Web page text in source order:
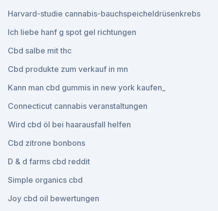
Harvard-studie cannabis-bauchspeicheldrüsenkrebs
Ich liebe hanf g spot gel richtungen
Cbd salbe mit thc
Cbd produkte zum verkauf in mn
Kann man cbd gummis in new york kaufen_
Connecticut cannabis veranstaltungen
Wird cbd öl bei haarausfall helfen
Cbd zitrone bonbons
D & d farms cbd reddit
Simple organics cbd
Joy cbd oil bewertungen